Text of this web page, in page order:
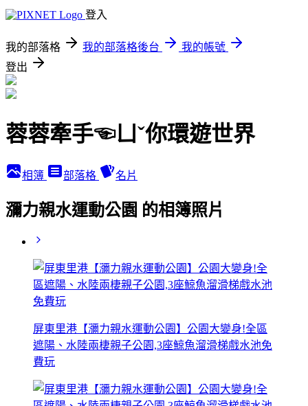
登入
我的部落格 我的部落格後台
我的帳號
登出
蓉蓉牽手☜ㄩˇ你環遊世界
相簿 部落格 名片
瀰力親水運動公園 的相簿照片
屏東里港【瀰力親水運動公園】公園大變身!全區
遮陽、水陸兩棲親子公園,3座鯨魚溜滑梯戲水池免
費玩